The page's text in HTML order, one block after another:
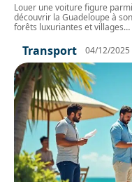
Louer une voiture figure
découvrir la Guadeloupe à
forêts luxuriantes et villages…
Transport 04/12/2025